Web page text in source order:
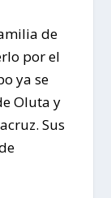
de
por el
ya se
Oluta y
Sus